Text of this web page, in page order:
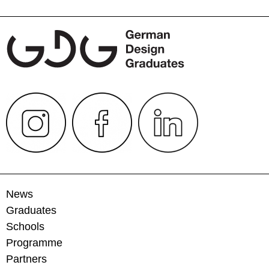
News
Graduates
Schools
Programme
Partners